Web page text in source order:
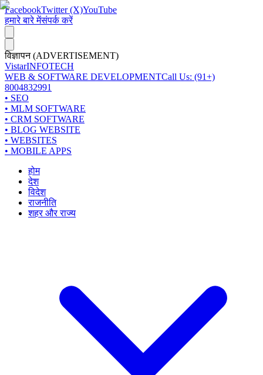
FacebookTwitter (X)YouTube
हमारे बारे मेंसंपर्क करें
विज्ञापन (ADVERTISEMENT)
VistarINFOTECH
WEB & SOFTWARE DEVELOPMENTCall Us: (91+)
8004832991
• SEO
• MLM SOFTWARE
• CRM SOFTWARE
• BLOG WEBSITE
• WEBSITES
• MOBILE APPS
होम
देश
विदेश
राजनीति
शहर और राज्य